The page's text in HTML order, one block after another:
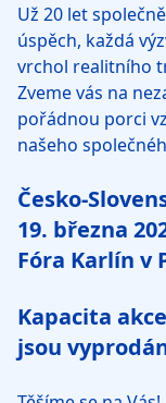
Už 20 let
úspěch, každá
vrchol realitního
Zveme vás na
pořádnou porci
našeho
Česko-
19. března
Fóra Karlín v
Kapacita
jsou